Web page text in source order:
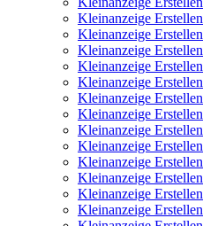
Kleinanzeige Erstellen
Kleinanzeige Erstellen
Kleinanzeige Erstellen
Kleinanzeige Erstellen
Kleinanzeige Erstellen
Kleinanzeige Erstellen
Kleinanzeige Erstellen
Kleinanzeige Erstellen
Kleinanzeige Erstellen
Kleinanzeige Erstellen
Kleinanzeige Erstellen
Kleinanzeige Erstellen
Kleinanzeige Erstellen